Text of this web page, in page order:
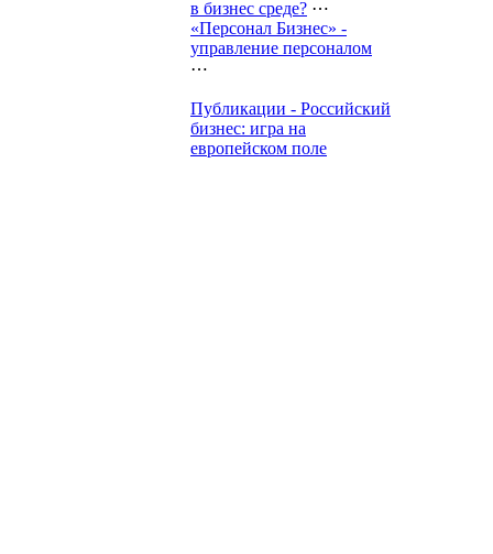
в бизнес среде? ⋯
«Персонал Бизнес» -
управление персоналом
⋯
Публикации - Российский
бизнес: игра на
европейском поле